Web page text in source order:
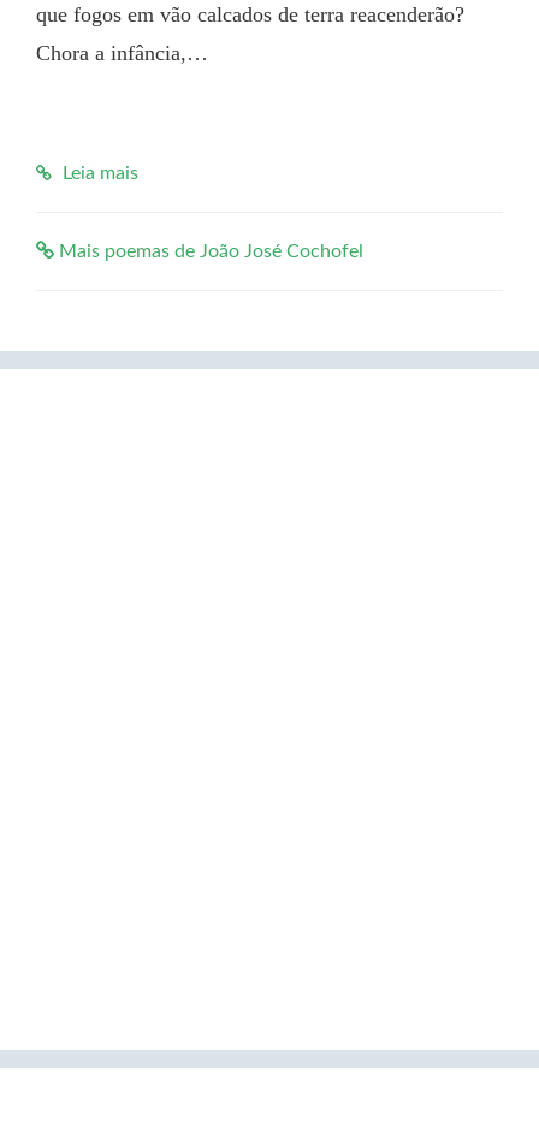
que fogos em vão calcados de terra reacenderão?
Chora a infância,…
Leia mais
Mais poemas de João José Cochofel